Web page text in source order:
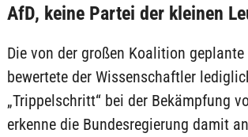
AfD, keine Partei der kleinen
Die von der großen Koalition
bewertete der Wissenschaftler
„Trippelschritt“ bei der Bekämpfung
erkenne die Bundesregierung damit